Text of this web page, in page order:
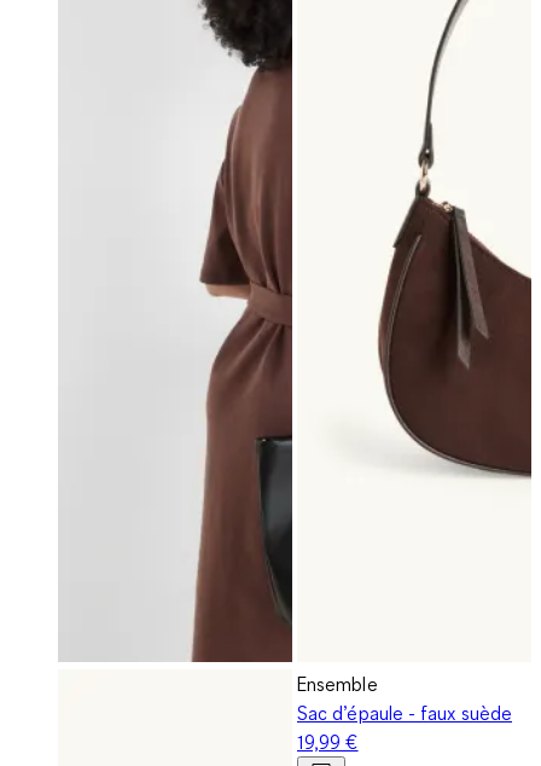
Ensemble
Sac d’épaule - faux suède
19,99 €